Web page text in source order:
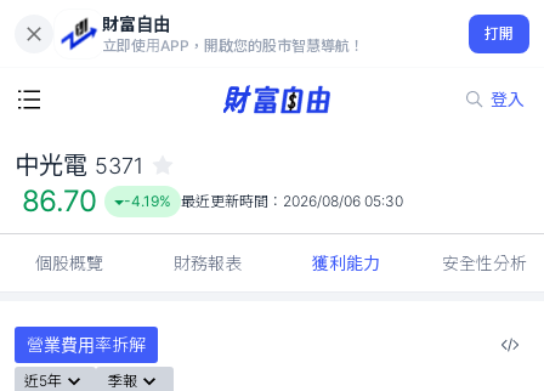
財富自由
立即使用APP，開啟您的股市智慧導航！
打開
登入
86.70
-4.19%
中光電 5371
86.70 -4.19% 最近更新時間： 2026/08/06 05:30
個股概覽 財務報表 獲利能力 安全性分析
營業費用率拆解
近5年 季報